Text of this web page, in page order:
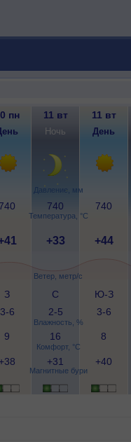
Давление, мм
Температура, °C
Ветер, метр/с
Влажность, %
Комфорт, °C
Магнитные бури
пн 11 вт 11 вт
Ночь День
740 740 740
+33 +44
З
3-6
С
2-5
Ю-З
3-6
9 16 8
+38 +31 +40